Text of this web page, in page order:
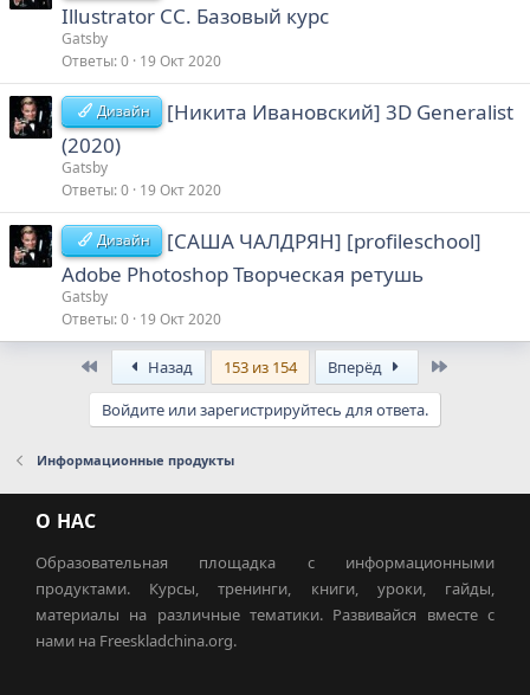
Illustrator СС. Базовый курс
Gatsby
Ответы 0 19 Окт 2020
Дизайн
[Никита Ивановский] 3D Generalist
(2020)
Gatsby
Ответы 0 19 Окт 2020
Дизайн
[САША ЧАЛДРЯН] [profileschool]
Adobe Photoshop Творческая ретушь
Gatsby
Ответы 0 19 Окт 2020
Назад 153 из 154 Вперёд
Войдите или зарегистрируйтесь для ответа.
Информационные продукты
О НАС
Образовательная площадка с информационными
продуктами. Курсы, тренинги, книги, уроки, гайды,
материалы на различные тематики. Развивайся вместе с
нами на Freeskladchina.org.